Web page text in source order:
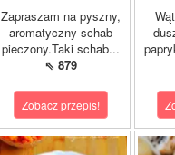
Zapraszam na pyszny,
aromatyczny schab
pieczony.Taki schab...
⇖ 879
Zobacz przepis!